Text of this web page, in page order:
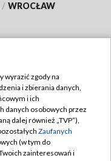
/ WROCŁAW
wyrazić zgody na
i zbierania danych,
i ich
danych osobowych przez
dalej również „TVP”),
Zaufanych
(w tym do
zainteresowań i